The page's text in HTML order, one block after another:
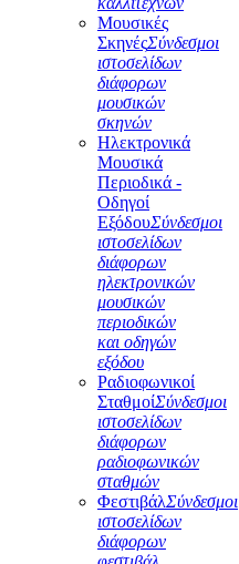
Μουσικές
ΣκηνέςΣύνδεσμοι
ιστοσελίδων
διάφορων
μουσικών
σκηνών
Ηλεκτρονικά
Μουσικά
Περιοδικά -
Οδηγοί
ΕξόδουΣύνδεσμοι
ιστοσελίδων
διάφορων
ηλεκτρονικών
μουσικών
περιοδικών
και οδηγών
εξόδου
Ραδιοφωνικοί
ΣταθμοίΣύνδεσμοι
ιστοσελίδων
διάφορων
ραδιοφωνικών
σταθμών
ΦεστιβάλΣύνδεσμοι
ιστοσελίδων
διάφορων